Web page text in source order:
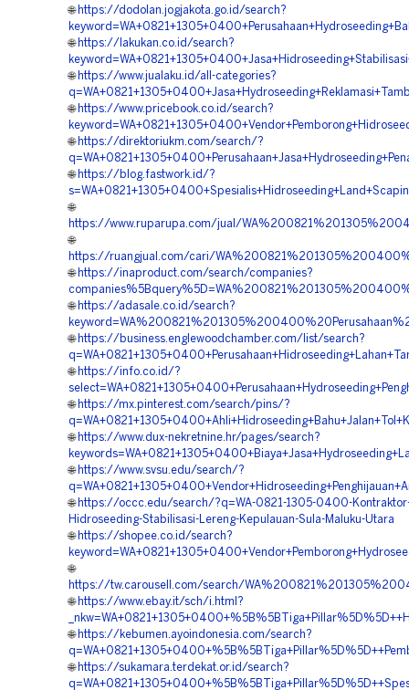
🌐 https://dodolan.jogjakota.go.id/search?
🌐 https://lakukan.co.id/search?
🌐 https://www.jualaku.id/all-categories?
🌐 https://www.pricebook.co.id/search?
🌐 https://direktoriukm.com/search/?
🌐 https://blog.fastwork.id/?
🌐
https://www.ruparupa.com/jual/
🌐
https://ruangjual.com/cari/
🌐 https://inaproduct.com/search/companies?
🌐 https://adasale.co.id/search?
🌐 https://business.englewoodchamber.com/list/search?
🌐 https://info.co.id/?
🌐 https://mx.pinterest.com/search/pins/?
🌐 https://www.dux-nekretnine.hr/pages/search?
🌐 https://www.svsu.edu/search/?
🌐 https://occc.edu/search/?q=WA-0821-1305-0400-
Hidroseeding-Stabilisasi-Lereng-Kepulauan-Sula-Maluku-Utara
🌐 https://shopee.co.id/search?
🌐
https://tw.carousell.com/search/
🌐 https://www.ebay.it/sch/i.html?
🌐 https://kebumen.ayoindonesia.com/search?
🌐 https://sukamara.terdekat.or.id/search?